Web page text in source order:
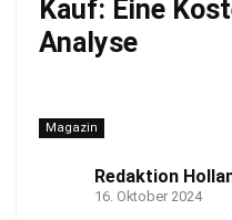
Kauf: Eine
Analyse
Magazin
Redaktion
16. Oktober 2024